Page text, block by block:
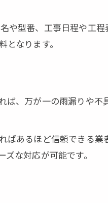
法
ツ
や型番、工事日程や工
なります。
ば、万が一の雨漏りや不
ばあるほど信頼できる業
な対応が可能です。